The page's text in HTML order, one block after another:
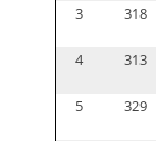
3
318
4
313
5 329